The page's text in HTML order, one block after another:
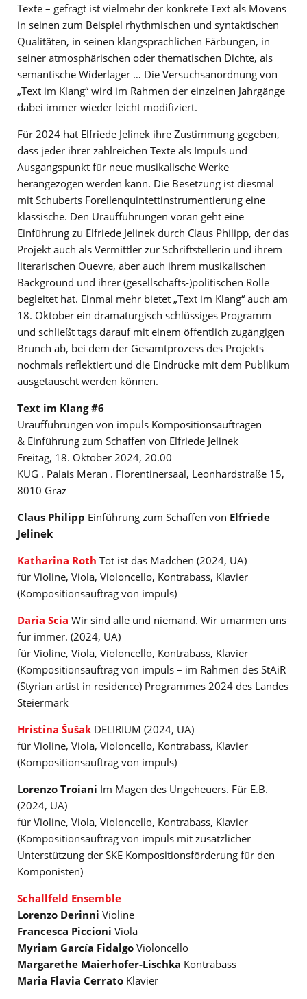
Texte – gefragt ist vielmehr der konkrete Text als Movens
in seinen zum Beispiel rhythmischen und syntaktischen
Qualitäten, in seinen klangsprachlichen Färbungen, in
seiner atmosphärischen oder thematischen Dichte, als
semantische Widerlager … Die Versuchsanordnung von
„Text im Klang“ wird im Rahmen der einzelnen Jahrgänge
dabei immer wieder leicht modifiziert.
Für 2024 hat Elfriede Jelinek ihre Zustimmung gegeben,
dass jeder ihrer zahlreichen Texte als Impuls und
Ausgangspunkt für neue musikalische Werke
herangezogen werden kann. Die Besetzung ist diesmal
mit Schuberts Forellenquintettinstrumentierung eine
klassische. Den Uraufführungen voran geht eine
Einführung zu Elfriede Jelinek durch Claus Philipp, der das
Projekt auch als Vermittler zur Schriftstellerin und ihrem
literarischen Ouevre, aber auch ihrem musikalischen
Background und ihrer (gesellschafts-)politischen Rolle
begleitet hat. Einmal mehr bietet „Text im Klang“ auch am
18. Oktober ein dramaturgisch schlüssiges Programm
und schließt tags darauf mit einem öffentlich zugängigen
Brunch ab, bei dem der Gesamtprozess des Projekts
nochmals reflektiert und die Eindrücke mit dem Publikum
ausgetauscht werden können.
Text im Klang #6
Uraufführungen von impuls Kompositionsaufträgen
& Einführung zum Schaffen von Elfriede Jelinek
Freitag, 18. Oktober 2024, 20.00
KUG . Palais Meran . Florentinersaal, Leonhardstraße 15,
8010 Graz
Claus Philipp Einführung zum Schaffen von Elfriede
Jelinek
Katharina Roth Tot ist das Mädchen (2024, UA)
für Violine, Viola, Violoncello, Kontrabass, Klavier
(Kompositionsauftrag von impuls)
Daria Scia Wir sind alle und niemand. Wir umarmen uns
für immer. (2024, UA)
für Violine, Viola, Violoncello, Kontrabass, Klavier
(Kompositionsauftrag von impuls – im Rahmen des StAiR
(Styrian artist in residence) Programmes 2024 des Landes
Steiermark
Hristina Šušak DELIRIUM (2024, UA)
für Violine, Viola, Violoncello, Kontrabass, Klavier
(Kompositionsauftrag von impuls)
Lorenzo Troiani Im Magen des Ungeheuers. Für E.B.
(2024, UA)
für Violine, Viola, Violoncello, Kontrabass, Klavier
(Kompositionsauftrag von impuls mit zusätzlicher
Unterstützung der SKE Kompositionsförderung für den
Komponisten)
Schallfeld Ensemble
Lorenzo Derinni Violine
Francesca Piccioni Viola
Myriam García Fidalgo Violoncello
Margarethe Maierhofer-Lischka Kontrabass
Maria Flavia Cerrato Klavier